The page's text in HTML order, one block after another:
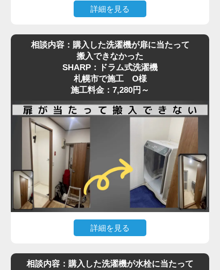
～と明瞭で、コスト面でもご満足いただけました。
ドラム式洗濯機の取り付けは、見た目以上に重量や
配管の問題でトラブルになりやすい作業です。ご自
身での無理な設置は事故や水漏れの原因にもなりま
すので、専門の業者にお任せいただくのが安心で
す。お困りの際は、ぜひお気軽にご相談ください。
詳細を見る
濯パンと本体のサイズがギリギリで、引っ越し業者
から「設置はできない」と断られてしまった…そん
なご相談を、札幌市で施工をご依頼いただいたT様
からいただきました。設置予定のAQUA製ドラム式
洗濯機は、洗面台・壁・ドア枠の間にピタリと収め
る必要があり、数センチの誤差も許されない状況で
した。
さらに、他の業者にも断られたとのことで、当店に
ご連絡をいただいた際には「設置できる業者が見つ
からず困っている」とのお声も。現地を確認したう
えで、洗濯パンと各障害物との距離を慎重に測りな
がら、数ミリ単位で位置調整し、無事に搬入・設置
を完了しました。施工料金は3,980円～で、T様にも
大変ご満足いただけました。
「スペースが狭い」「他社に断られた」など、難し
い設置条件でも対応可能なケースは多くあります。
相談内容：購入した洗濯機が扉に当たって
搬入できなかった
SHARP：ドラム式洗濯機
札幌市で施工 O様
施工料金：7,280円～
詳細を見る
っとした障害が設置を難しくすることがあります。
相談内容：購入した洗濯機が水栓に当たって